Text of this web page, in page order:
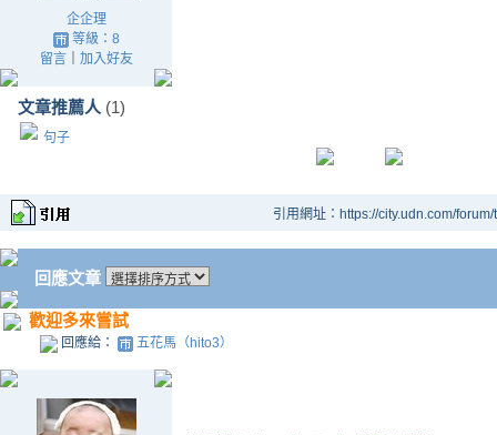
企企理
等級：8
留言｜ 加入好友
文章推薦人 (1)
句子
引用網址：https://city.udn.com/
回應文章
歡迎多來嘗試
回應給： 五花馬（hito3）